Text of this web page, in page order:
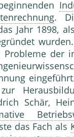
.
Jahr 1898,
Probleme der
Schär,
das Fach als